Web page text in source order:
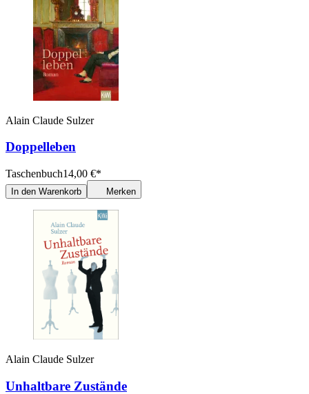
Alain Claude Sulzer
Doppelleben
Taschenbuch14,00 €*
In den Warenkorb Merken
Alain Claude Sulzer
Unhaltbare Zustände